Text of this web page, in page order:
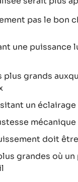
pas le bon
une puissance
plus grands
un
doit
grandes où